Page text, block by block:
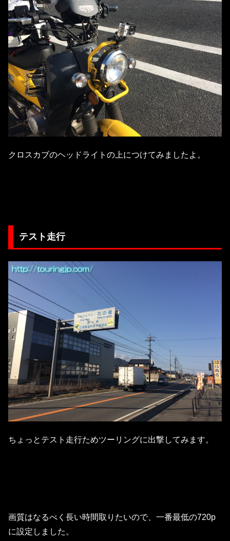
クロスカブのヘッドライトの上につけてみましたよ。
テスト走行
ちょっとテスト走行ためツーリングに出撃してみます。
画質はなるべく長い時間取りたいので、一番最低の720p
に設定しました。